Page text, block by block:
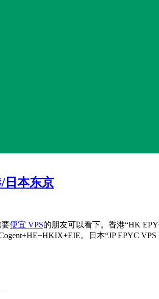
日本东京
要便宜 VPS的朋友可以看下。香港“HK
。日本“JP EPYC